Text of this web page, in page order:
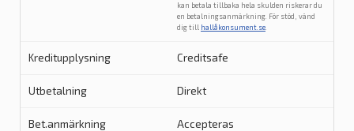
kan betala tillbaka hela skulden riskerar du
en betalningsanmärkning. För stöd, vänd
dig till hallåkonsument.se
Creditsafe
Direkt
Accepteras